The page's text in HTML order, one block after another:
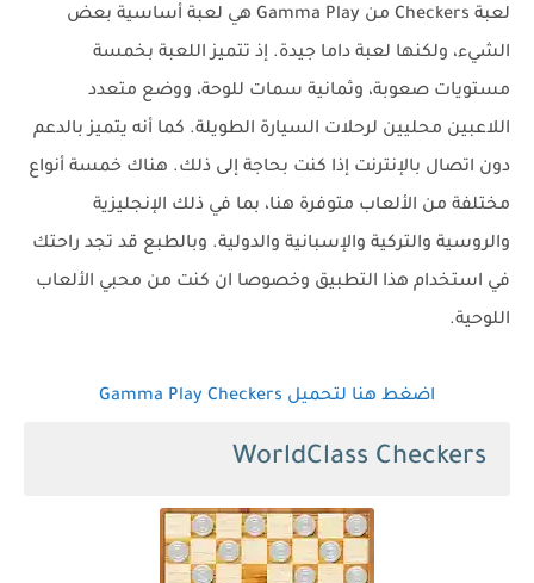
لعبة Checkers من Gamma Play هي لعبة أساسية بعض
الشيء، ولكنها لعبة داما جيدة. إذ تتميز اللعبة بخمسة
مستويات صعوبة، وثمانية سمات للوحة، ووضع متعدد
اللاعبين محليين لرحلات السيارة الطويلة. كما أنه يتميز بالدعم
دون اتصال بالإنترنت إذا كنت بحاجة إلى ذلك. هناك خمسة أنواع
مختلفة من الألعاب متوفرة هنا، بما في ذلك الإنجليزية
والروسية والتركية والإسبانية والدولية. وبالطبع قد تجد راحتك
في استخدام هذا التطبيق وخصوصا ان كنت من محبي الألعاب
اللوحية.
اضغط هنا لتحميل Gamma Play Checkers
WorldClass Checkers